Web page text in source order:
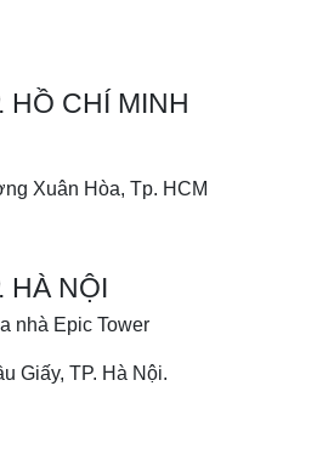
HỒ CHÍ MINH
Xuân Hòa, Tp. HCM
HÀ NỘI
nhà Epic Tower
Giấy, TP. Hà Nội.